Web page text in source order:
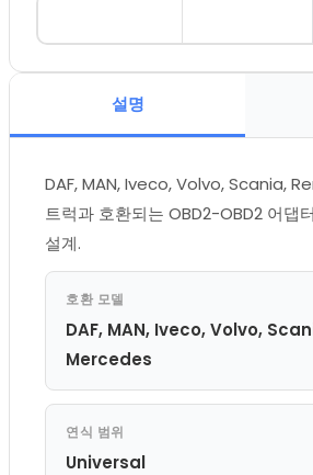
설명
DAF, MAN, Iveco, Volvo, Scania,
트럭과 호환되는 OBD2-OBD2 어댑
설계.
호환 모델
DAF, MAN, Iveco, Volvo,
Mercedes
연식 범위
Universal